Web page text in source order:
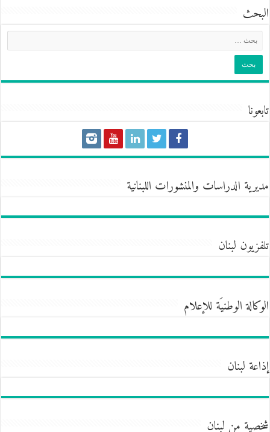
البحث
تابعونا
مديرية الدراسات والمنشورات اللبنانية
تلفزيون لبنان
الوكالة الوطنيَة للإعلام
إذاعة لبنان
شخصية من لبنان